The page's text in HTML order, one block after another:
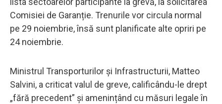
Comisiei de Garanție. Trenurile vor circula normal
pe 29 noiembrie, însă sunt planificate alte opriri pe
24 noiembrie.
Ministrul Transporturilor și Infrastructurii, Matteo
Salvini, a criticat valul de greve, calificându-le drept
„fără precedent” și amenințând cu măsuri legale în